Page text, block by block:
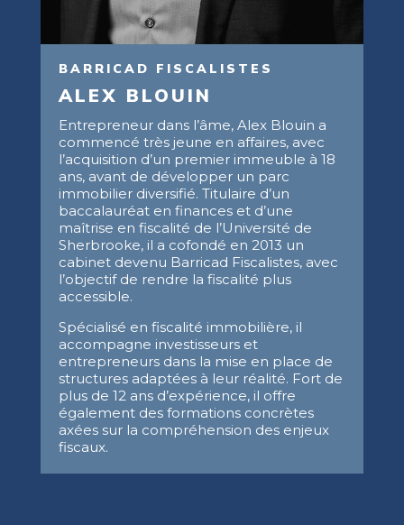
BARRICAD FISCALISTES
ALEX BLOUIN
Entrepreneur dans l’âme, Alex Blouin a
commencé très jeune en affaires, avec
l’acquisition d’un premier immeuble à 18
ans, avant de développer un parc
immobilier diversifié. Titulaire d’un
baccalauréat en finances et d’une
maîtrise en fiscalité de l’Université de
Sherbrooke, il a cofondé en 2013 un
cabinet devenu Barricad Fiscalistes, avec
l’objectif de rendre la fiscalité plus
accessible.
Spécialisé en fiscalité immobilière, il
accompagne investisseurs et
entrepreneurs dans la mise en place de
structures adaptées à leur réalité. Fort de
plus de 12 ans d’expérience, il offre
également des formations concrètes
axées sur la compréhension des enjeux
fiscaux.